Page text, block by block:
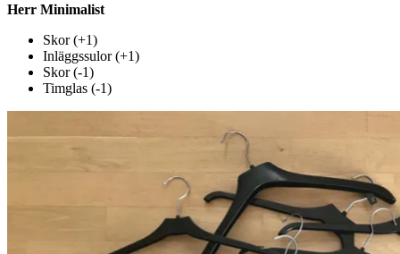
Herr Minimalist
Skor (+1)
Inläggssulor (+1)
Skor (-1)
Timglas (-1)